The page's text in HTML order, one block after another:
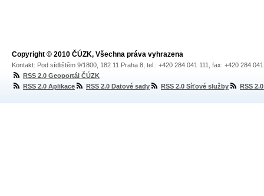
Copyright © 2010 ČÚZK, Všechna práva vyhrazena
Kontakt: Pod sídlištěm 9/1800, 182 11 Praha 8, tel.: +420 284 041 111, fax: +420 284
RSS 2.0 Geoportál ČÚZK
RSS 2.0 Aplikace
RSS 2.0 Datové sady RSS 2.0 Síťové služby RSS